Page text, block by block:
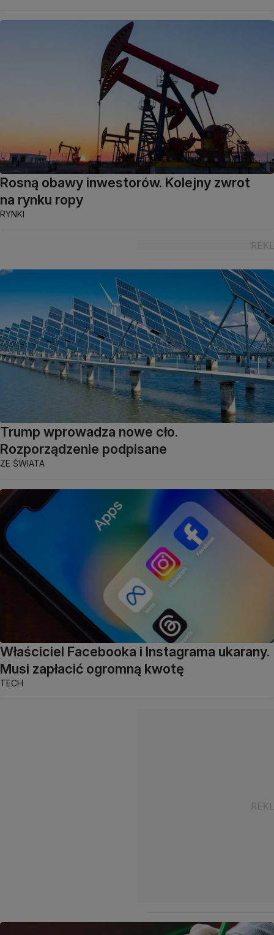
Rosną obawy inwestorów. Kolejny zwrot
na rynku ropy
RYNKI
Trump wprowadza nowe cło.
Rozporządzenie podpisane
ZE ŚWIATA
Właściciel Facebooka i Instagrama ukarany.
Musi zapłacić ogromną kwotę
TECH